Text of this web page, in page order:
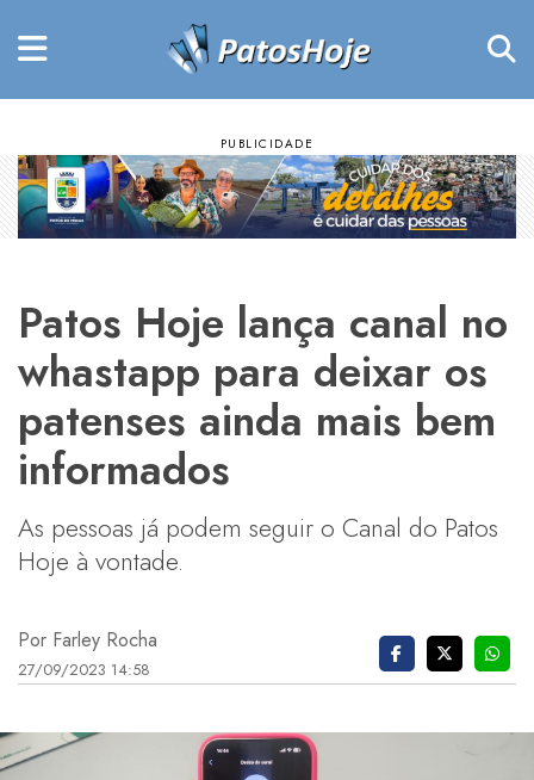
Patos Hoje lança canal no
whastapp para deixar os
patenses ainda mais bem
informados
As pessoas já podem seguir o Canal do Patos
Hoje à vontade.
Por Farley Rocha
27/09/2023 14:58